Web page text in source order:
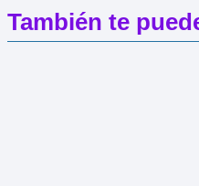
También te